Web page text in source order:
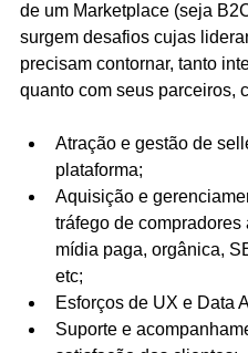
de um Marketplace (seja
surgem desafios cujas
precisam contornar, tanto
quanto com seus parceiros,
Atração e gestão de
plataforma;
Aquisição e
tráfego de compradores
mídia paga, orgânica,
etc;
Esforços de UX e Data
Suporte e